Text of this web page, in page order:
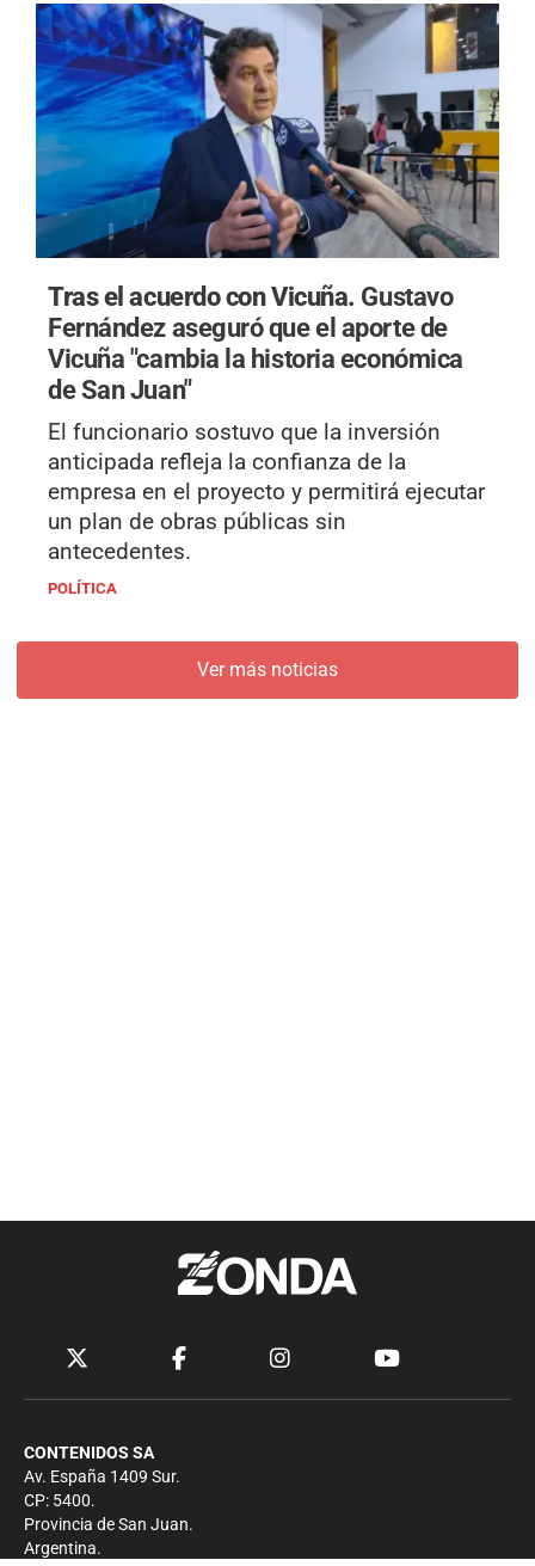
Tras el acuerdo con Vicuña. Gustavo
Fernández aseguró que el aporte de
Vicuña "cambia la historia económica
de San Juan"
El funcionario sostuvo que la inversión
anticipada refleja la confianza de la
empresa en el proyecto y permitirá ejecutar
un plan de obras públicas sin
antecedentes.
POLÍTICA
Ver más noticias
CONTENIDOS SA
Av. España 1409 Sur.
CP: 5400.
Provincia de San Juan.
Argentina.